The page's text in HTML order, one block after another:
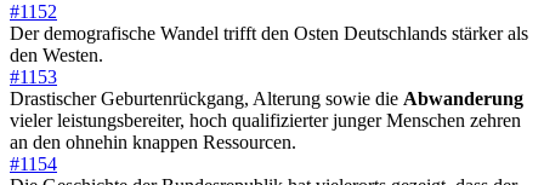
#1152
Der demografische Wandel trifft den Osten Deutschlands stärker als
den Westen.
#1153
Drastischer Geburtenrückgang, Alterung sowie die Abwanderung
vieler leistungsbereiter, hoch qualifizierter junger Menschen zehren
an den ohnehin knappen Ressourcen.
#1154